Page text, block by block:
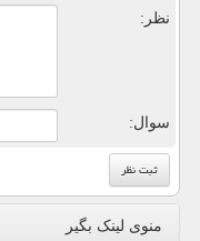
نظر:
سوال:
منوی لینک بگیر